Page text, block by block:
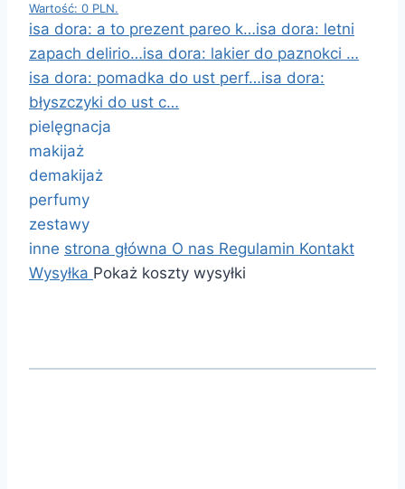
Wartość: 0 PLN.
isa dora: a to prezent pareo k…isa dora: letni
zapach delirio…isa dora: lakier do paznokci …
isa dora: pomadka do ust perf…isa dora:
błyszczyki do ust c…
pielęgnacja
makijaż
demakijaż
perfumy
zestawy
inne strona główna O nas Regulamin Kontakt
Wysyłka Pokaż koszty wysyłki